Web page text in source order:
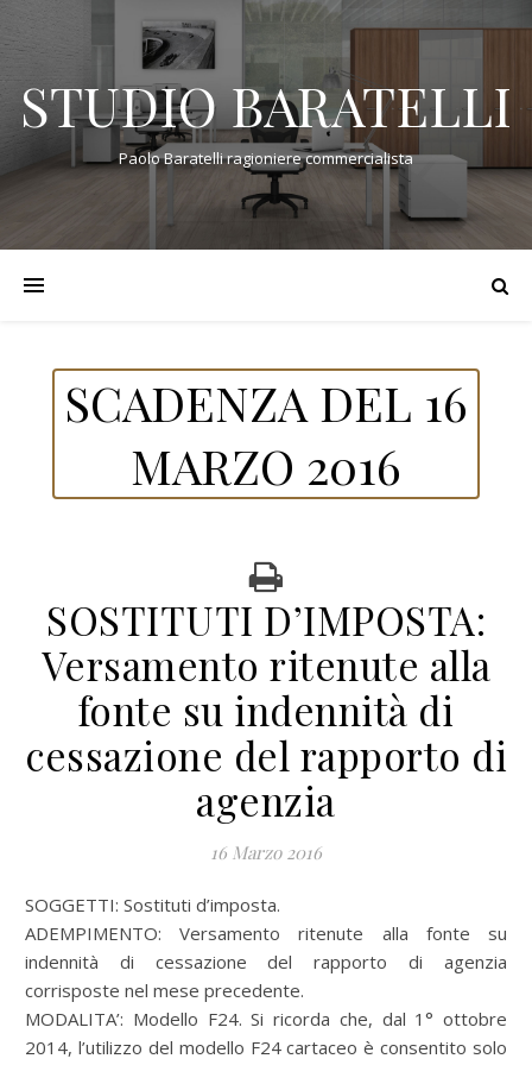
STUDIO BARATELLI
Paolo Baratelli ragioniere commercialista
SCADENZA DEL 16
MARZO 2016
SOSTITUTI D’IMPOSTA:
Versamento ritenute alla
fonte su indennità di
cessazione del rapporto di
agenzia
16 Marzo 2016
SOGGETTI: Sostituti d’imposta.
ADEMPIMENTO: Versamento ritenute alla fonte su
indennità di cessazione del rapporto di agenzia
corrisposte nel mese precedente.
MODALITA’: Modello F24. Si ricorda che, dal 1° ottobre
2014, l’utilizzo del modello F24 cartaceo è consentito solo